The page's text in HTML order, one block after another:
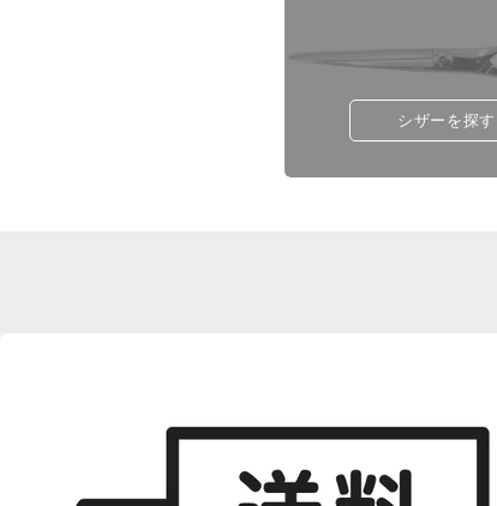
シザーを探す